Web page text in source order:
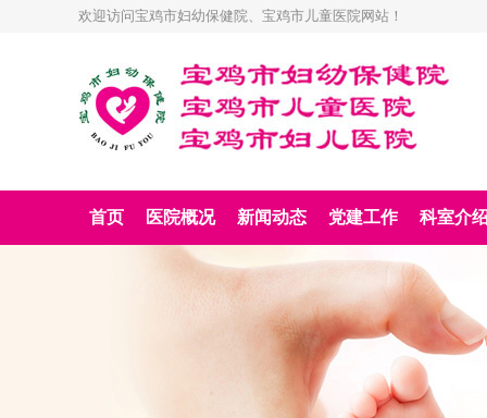
欢迎访问宝鸡市妇幼保健院、宝鸡市儿童医院网站！
首页 医院概况 新闻动态 党建工作 科室介